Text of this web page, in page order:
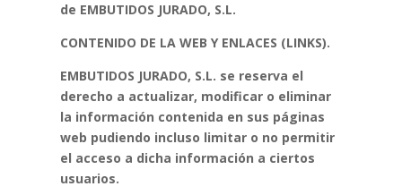
de EMBUTIDOS JURADO, S.L.
CONTENIDO DE LA WEB Y ENLACES (LINKS).
EMBUTIDOS JURADO, S.L. se reserva el
derecho a actualizar, modificar o eliminar
la información contenida en sus páginas
web pudiendo incluso limitar o no permitir
el acceso a dicha información a ciertos
usuarios.